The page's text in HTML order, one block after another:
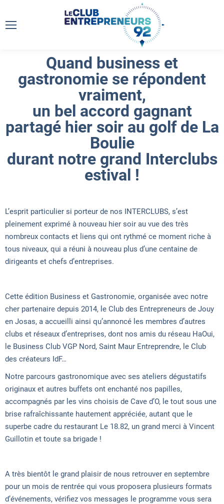
Quand business et
gastronomie se répondent
vraiment,
un bel accord gagnant
partagé hier soir au golf de La
Boulie
durant notre grand Interclubs
estival !
L’esprit particulier si porteur de nos INTERCLUBS, s’est
pleinement exprimé à nouveau hier soir au vue des très
nombreux contacts et liens qui ont rythmé ce moment riche à
tous niveaux, qui a réuni à nouveau plus d’une centaine de
dirigeants et chefs d’entreprises.
Cette édition Business et Gastronomie, organisée avec notre
cher partenaire depuis 2014, le Club des Entrepreneurs de Jouy
en Josas, a accueilli ainsi qu’annoncé les membres d’autres
clubs et réseaux d’entreprises, dont nos amis du réseau HaOui,
le Business Club VGP Nord, Saint Maur Entreprendre, le Club
des créateurs IdF…
Notre parcours gastronomique avec ses ateliers dégustatifs
originaux et autres buffets ont enchanté nos papilles,
accompagnés par les vins choisis de Cave d’O, le tout sous une
brise rafraîchissante hautement appréciée, autant que le
superbe cadre du restaurant Le 18.82, un grand merci à Vincent
Guillotin et toute sa brigade !
A très bientôt le grand plaisir de nous retrouver en septembre
pour un mois de rentrée qui vous proposera plusieurs formats
d’événements, vérifiez vos messages le programme vous sera